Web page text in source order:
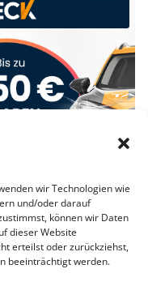
wir Technologien wie
und/oder darauf
können wir Daten
dieser Website
erteilst oder zurückziehst,
beeinträchtigt werden.